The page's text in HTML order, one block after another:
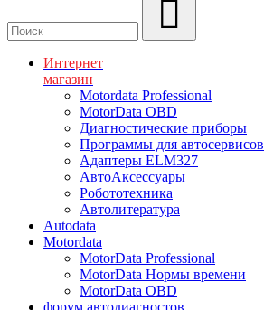
Интернет
магазин
Motordata Professional
MotorData OBD
Диагностические приборы
Программы для автосервисов
Адаптеры ELM327
АвтоАксессуары
Робототехника
Автолитература
Autodata
Motordata
MotorData Professional
MotorData Нормы времени
MotorData OBD